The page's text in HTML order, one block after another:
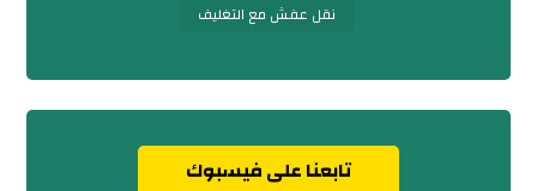
نقل عفش مع التغليف
تابعنا على فيسبوك